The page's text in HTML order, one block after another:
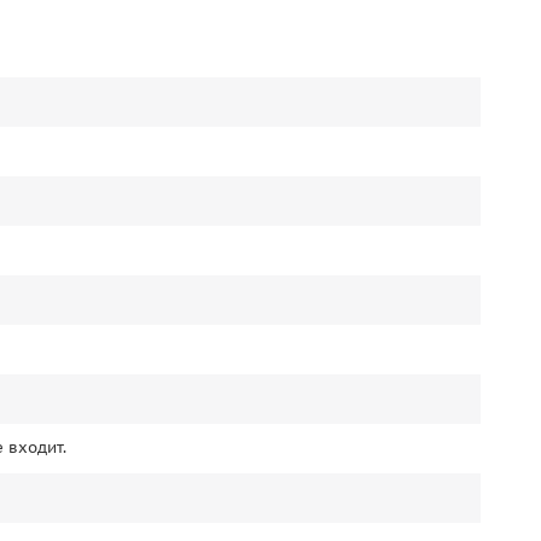
входит.